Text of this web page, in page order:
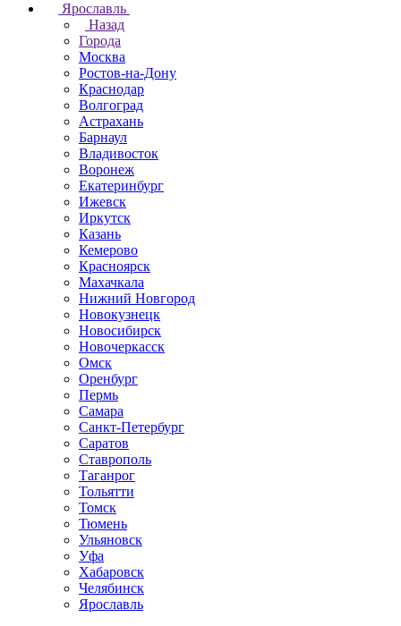
Ярославль
Назад
Города
Москва
Ростов-на-Дону
Краснодар
Волгоград
Астрахань
Барнаул
Владивосток
Воронеж
Екатеринбург
Ижевск
Иркутск
Казань
Кемерово
Красноярск
Махачкала
Нижний Новгород
Новокузнецк
Новосибирск
Новочеркаcск
Омск
Оренбург
Пермь
Самара
Санкт-Петербург
Саратов
Ставрополь
Таганрог
Тольятти
Томск
Тюмень
Ульяновск
Уфа
Хабаровск
Челябинск
Ярославль